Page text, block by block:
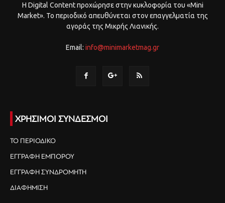
Η Digital Content προχώρησε στην κυκλοφορία του «Mini
Market». Το περιοδικό απευθύνεται στον επαγγελματία της
αγοράς της Μικρής Λιανικής.
Email: info@minimarketmag.gr
ΧΡΗΣΙΜΟΙ ΣΥΝΔΕΣΜΟΙ
ΤΟ ΠΕΡΙΟΔΙΚΟ
ΕΓΓΡΑΦΗ ΕΜΠΟΡΟΥ
ΕΓΓΡΑΦΗ ΣΥΝΔΡΟΜΗΤΗ
ΔΙΑΦΗΜΙΣΗ